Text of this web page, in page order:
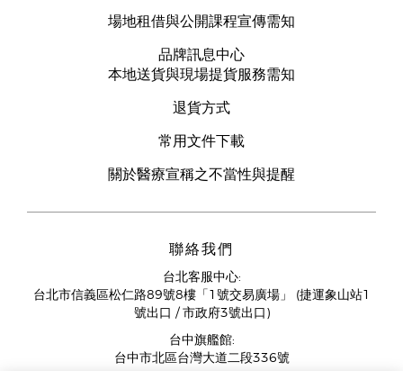
場地租借與公開課程宣傳需知
品牌訊息中心
本地送貨與現場提貨服務需知
退貨方式
常用文件下載
關於醫療宣稱之不當性與提醒
聯絡我們
台北客服中心:
台北市信義區松仁路89號8樓「1號交易廣場」 (捷運象山站1
號出口 / 市政府3號出口)
台中旗艦館:
台中市北區台灣大道二段336號